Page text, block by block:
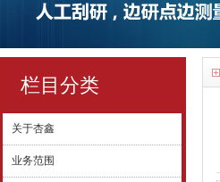
栏目分类
关于杏鑫
业务范围